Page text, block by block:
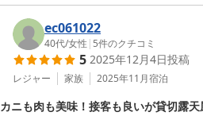
ec061022
40代/女性 | 5件のクチコミ
5 2025年12月4日投稿
レジャー 家族 2025年11月宿泊
カニも肉も美味！接客も良いが貸切露